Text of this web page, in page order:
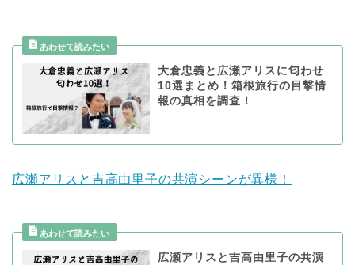
大倉忠義と広瀬アリスに匂わせ
10選まとめ！箱根旅行の目撃情
報の真相を調査！
広瀬アリスと吉高由里子の共演シーンが異様！
広瀬アリスと吉高由里子の共演